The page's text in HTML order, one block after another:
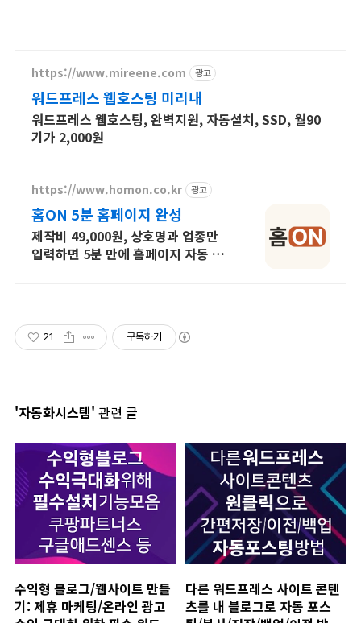
https://www.mireene.com 광고
워드프레스 웹호스팅 미리내
워드프레스 웹호스팅, 완벽지원, 자동설치, SSD, 월90
기가 2,000원
https://www.homon.co.kr 광고
홈ON 5분 홈페이지 완성
제작비 49,000원, 상호명과 업종만
입력하면 5분 만에 홈페이지 자동 완
21 구독하기
'자동화시스템' 관련 글
수익형 블로그/웹사이트 만들
기: 제휴 마케팅/온라인 광고
다른 워드프레스 사이트 콘텐
츠를 내 블로그로 자동 포스